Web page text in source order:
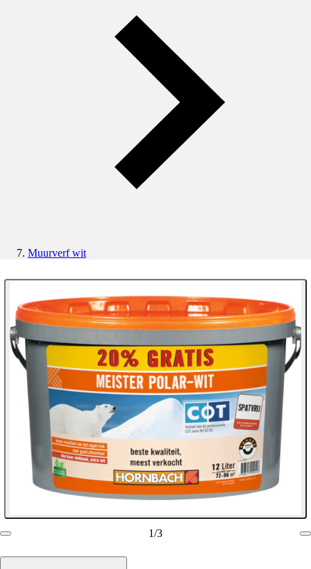
Muurverf wit
1/3